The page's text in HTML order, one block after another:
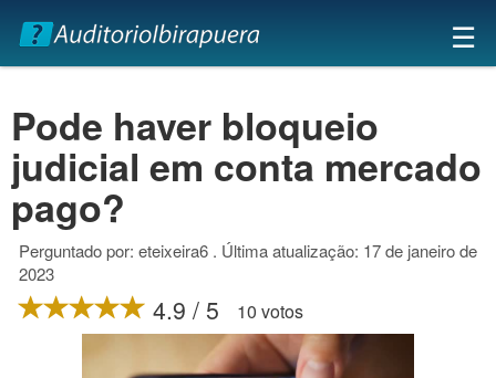
×
☰
Pode haver bloqueio
judicial em conta mercado
pago?
Perguntado por: eteixeira6 . Última atualização: 17 de janeiro de
2023
4.9 / 5 10 votos